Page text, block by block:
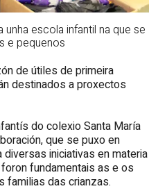
escola infantil na que se
e pequenos
de útiles de primeira
destinados a proxectos
do colexio Santa María
que se puxo en
iniciativas en materia
fundamentais as e os
familias das crianzas.